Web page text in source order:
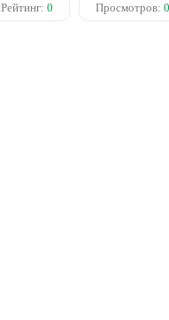
Рейтинг:0 Просмотров:0